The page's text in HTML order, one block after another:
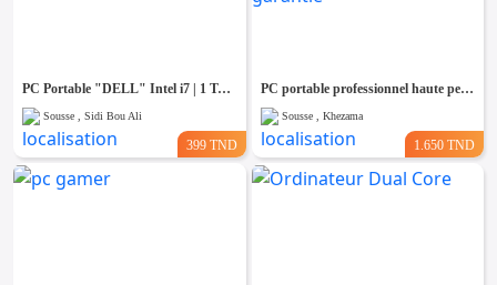
PC Portable "DELL" Intel i7 | 1 To SSD (Neuf) | 8 Go RAM
Sousse , Sidi Bou Ali
399 TND
PC portable professionnel haute performance – Neuf sous garantie
Sousse , Khezama
1.650 TND